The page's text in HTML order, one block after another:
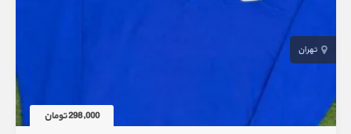
تهران
298,000 تومان